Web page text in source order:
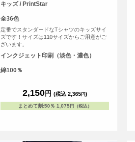
キッズ / PrintStar
全36色
定番でスタンダードなTシャツのキッズサイ
ズです！サイズは110サイズからご用意がご
ざいます。
インクジェット印刷（淡色・濃色）
綿100％
2,150円 (税込 2,365円)
まとめて割:50％ 1,075円（税込）